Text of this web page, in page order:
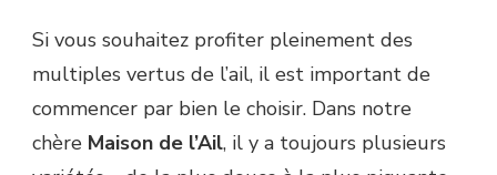
Si vous souhaitez profiter pleinement des
multiples vertus de l’ail, il est important de
commencer par bien le choisir. Dans notre
chère Maison de l’Ail, il y a toujours plusieurs